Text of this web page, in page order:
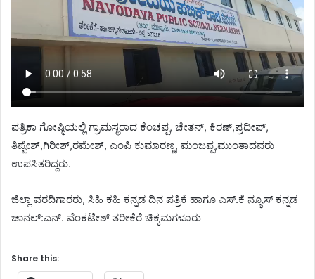
ಪತ್ರಿಕಾ ಗೋಷ್ಠಿಯಲ್ಲಿ ಗ್ರಾಮಸ್ಥರಾದ ಕೆಂಚಪ್ಪ, ಚೇತನ್, ಕಿರಣ್,ಪ್ರದೀಪ್,
ತಿಪ್ಪೇಶ್,ಗಿರೀಶ್,ರಮೇಶ್, ಎಂಪಿ ಕುಮಾರಣ್ಣ, ಮಂಜಪ್ಪ,ಮುಂತಾದವರು
ಉಪಸಿತರಿದ್ದರು.
ಜಿಲ್ಲಾ ವರದಿಗಾರರು, ಸಿಹಿ ಕಹಿ ಕನ್ನಡ ದಿನ ಪತ್ರಿಕೆ ಹಾಗೂ ಎಸ್.ಕೆ ನ್ಯೂಸ್ ಕನ್ನಡ
ಚಾನಲ್:ಎನ್. ವೆಂಕಟೇಶ್ ತರೀಕೆರೆ ಚಿಕ್ಕಮಗಳೂರು
Share this: